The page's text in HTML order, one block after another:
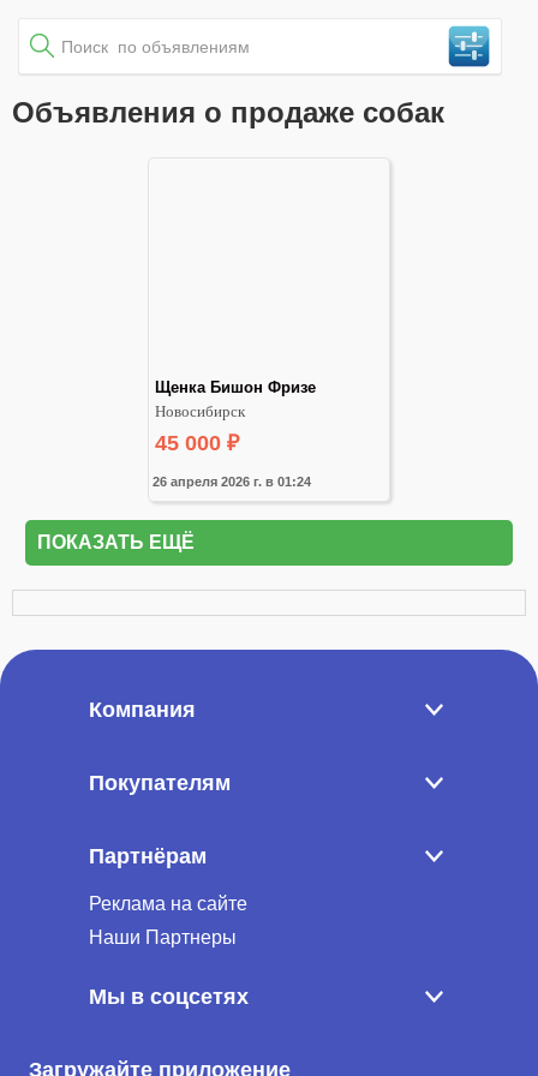
Объявления о продаже собак
26 апреля 2026 г. в 01:24
Щенка Бишон Фризе
Новосибирск
45 000 ₽
ПОКАЗАТЬ ЕЩЁ
Компания
Покупателям
Партнёрам
Реклама на сайте
Наши Партнеры
Мы в соцсетях
Загружайте приложение